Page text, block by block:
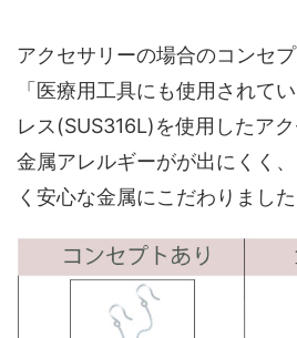
アクセサリーの場合のコンセプ
「医療用工具にも使用されて
レス(SUS316L)を使用したアク
金属アレルギーがが出にくく
く安心な金属にこだわりました